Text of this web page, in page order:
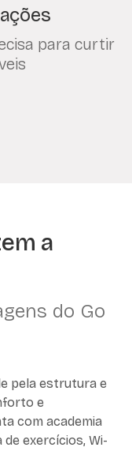
para curtir
a
do Go
pela estrutura e
e
com academia
exercícios, Wi-